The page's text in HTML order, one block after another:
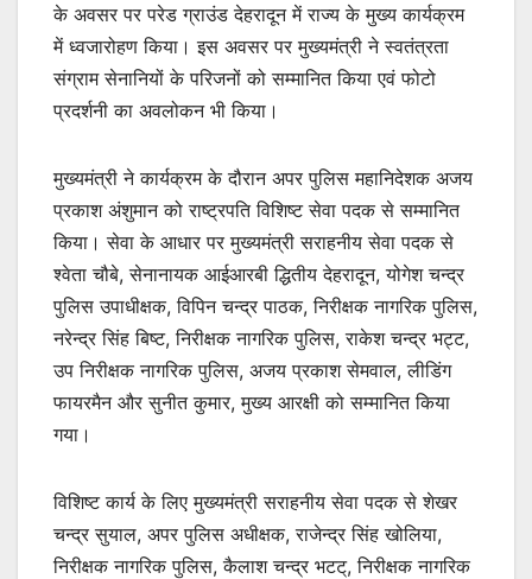
के अवसर पर परेड ग्राउंड देहरादून में राज्य के मुख्य कार्यक्रम
में ध्वजारोहण किया। इस अवसर पर मुख्यमंत्री ने स्वतंत्रता
संग्राम सेनानियों के परिजनों को सम्मानित किया एवं फोटो
प्रदर्शनी का अवलोकन भी किया।
मुख्यमंत्री ने कार्यक्रम के दौरान अपर पुलिस महानिदेशक अजय
प्रकाश अंशुमान को राष्ट्रपति विशिष्ट सेवा पदक से सम्मानित
किया। सेवा के आधार पर मुख्यमंत्री सराहनीय सेवा पदक से
श्वेता चौबे, सेनानायक आईआरबी द्धितीय देहरादून, योगेश चन्द्र
पुलिस उपाधीक्षक, विपिन चन्द्र पाठक, निरीक्षक नागरिक पुलिस,
नरेन्द्र सिंह बिष्ट, निरीक्षक नागरिक पुलिस, राकेश चन्द्र भट्ट,
उप निरीक्षक नागरिक पुलिस, अजय प्रकाश सेमवाल, लीडिंग
फायरमैन और सुनीत कुमार, मुख्य आरक्षी को सम्मानित किया
गया।
विशिष्ट कार्य के लिए मुख्यमंत्री सराहनीय सेवा पदक से शेखर
चन्द्र सुयाल, अपर पुलिस अधीक्षक, राजेन्द्र सिंह खोलिया,
निरीक्षक नागरिक पुलिस, कैलाश चन्द्र भटट्, निरीक्षक नागरिक